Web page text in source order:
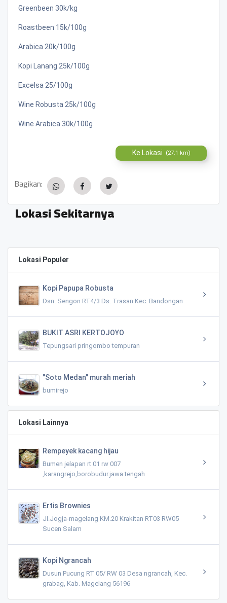
Greenbeen 30k/kg
Roastbeen 15k/100g
Arabica 20k/100g
Kopi Lanang 25k/100g
Excelsa 25/100g
Wine Robusta 25k/100g
Wine Arabica 30k/100g
Ke Lokasi (27.1 km)
Bagikan:
Lokasi Sekitarnya
Lokasi Populer
Kopi Papupa Robusta
Dsn. Sengon RT4/3 Ds. Trasan Kec. Bandongan
BUKIT ASRI KERTOJOYO
Tepungsari pringombo tempuran
"Soto Medan" murah meriah
bumirejo
Lokasi Lainnya
Rempeyek kacang hijau
Bumen jelapan rt 01 rw 007
,karangrejo,borobudur.jawa tengah
Ertis Brownies
Jl.Jogja-magelang KM.20 Krakitan RT03 RW05
Sucen Salam
Kopi Ngrancah
Dusun Pucung RT 05/ RW 03 Desa ngrancah, Kec.
grabag, Kab. Magelang 56196